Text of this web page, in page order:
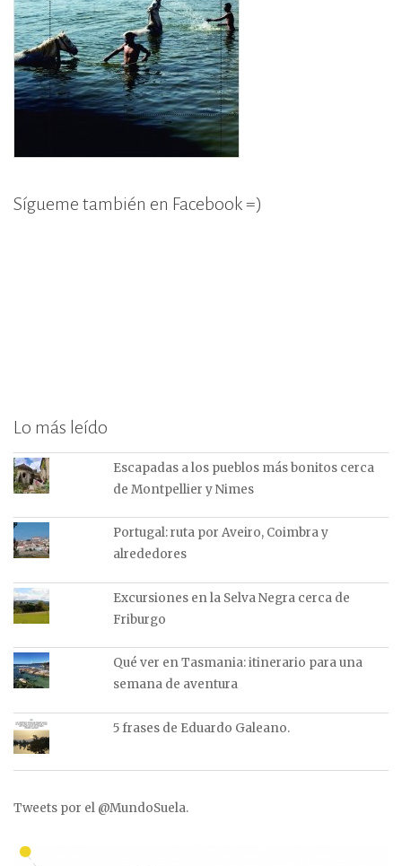
Sígueme también en Facebook =)
Lo más leído
Escapadas a los pueblos más bonitos cerca
de Montpellier y Nimes
Portugal: ruta por Aveiro, Coimbra y
alrededores
Excursiones en la Selva Negra cerca de
Friburgo
Qué ver en Tasmania: itinerario para una
semana de aventura
5 frases de Eduardo Galeano.
Tweets por el @MundoSuela.